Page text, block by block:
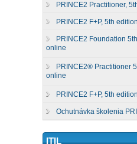
PRINCE2 Practitioner,
PRINCE2 F+P, 5th edition
PRINCE2 Foundation
online
PRINCE2® Practitioner
online
PRINCE2 F+P, 5th
Ochutnávka školenia
ITIL